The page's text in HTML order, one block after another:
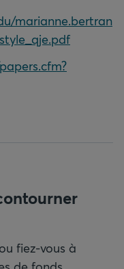
marianne.bertran
fiez-vous à